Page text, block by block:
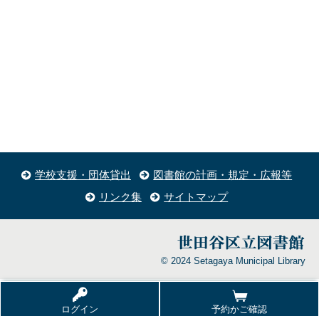
ログイン 予約かご確認
学校支援・団体貸出
図書館の計画・規定・広報等
リンク集
サイトマップ
© 2024 Setagaya Municipal Library